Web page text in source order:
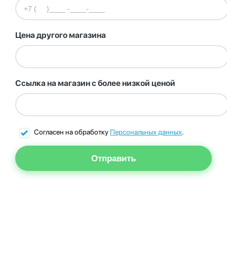
Цена другого магазина
Ссылка на магазин с более низкой ценой
Согласен на обработку Персональных данных.
Отправить